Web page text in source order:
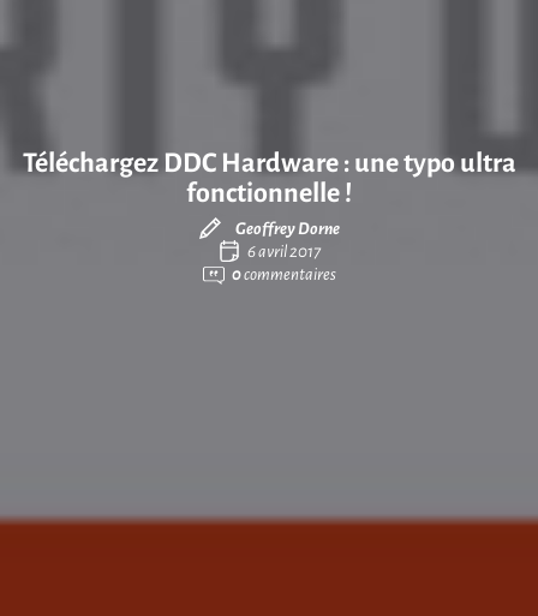
Téléchargez DDC Hardware : une typo ultra
fonctionnelle !
Geoffrey Dorne
6 avril 2017
0commentaires